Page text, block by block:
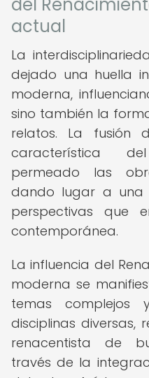
actual
La
dejado una huella
moderna,
sino también la
relatos. La fusión
característica
permeado las
dando lugar a una
perspectivas que
contemporánea.
La influencia del
moderna se
temas complejos
disciplinas diversas,
renacentista de
través de la